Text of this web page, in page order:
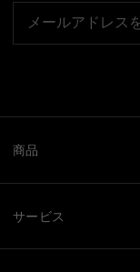
商品
サービス